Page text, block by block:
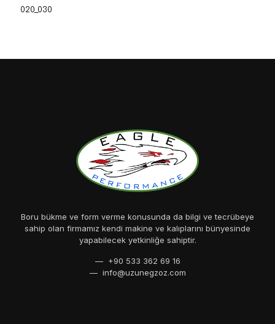
020_030
Boru bükme ve form verme konusunda da bilgi ve tecrübeye
sahip olan firmamız kendi makine ve kalıplarını bünyesinde
yapabilecek yetkinliğe sahiptir.
— +90 533 362 69 16
— info@uzunegzoz.com